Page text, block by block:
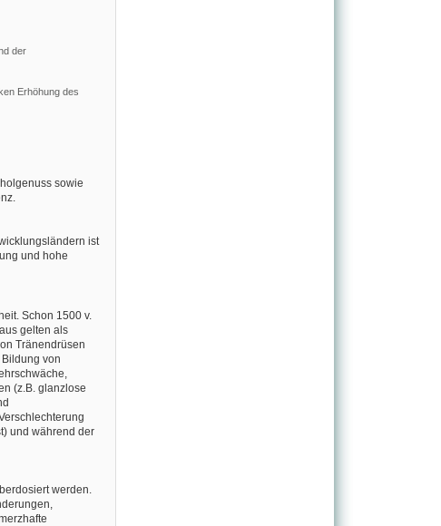
der
Erhöhung des
sowie
ist
und hohe
Schon 1500 v.
gelten als
Tränendrüsen
von
(z.B. glanzlose
und während der
werden.